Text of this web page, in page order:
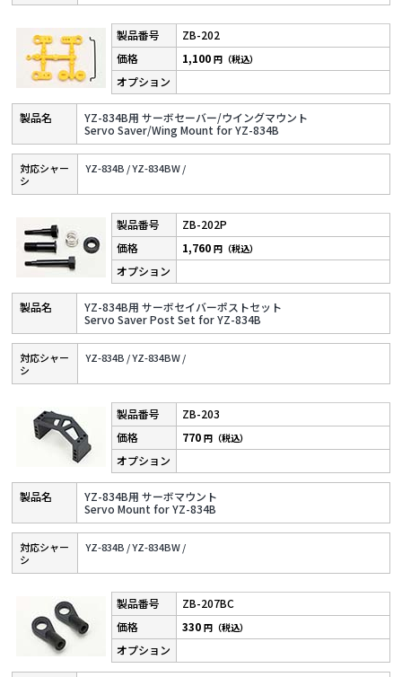
ZB-202
YZ-834B用 サーボセーバー/ウイングマウント
Servo Saver/Wing Mount for YZ-834B
1,100円（税込）
対応シャー
シ
YZ-834B /YZ-834BW /
ZB-202P
YZ-834B用 サーボセイバーポストセット
Servo Saver Post Set for YZ-834B
1,760円（税込）
対応シャー
シ
YZ-834B /YZ-834BW /
ZB-203
YZ-834B用 サーボマウント
Servo Mount for YZ-834B
770円（税込）
対応シャー
シ
YZ-834B /YZ-834BW /
ZB-207BC
330円（税込）